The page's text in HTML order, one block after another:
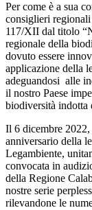
Per come è a sua
consiglieri
117/XII dal titolo
regionale della
dovuto essere
applicazione della
adeguandosi alle
il nostro Paese
biodiversità indotta
Il 6 dicembre
anniversario della
Legambiente,
convocata in
della Regione
nostre serie
rilevandone le